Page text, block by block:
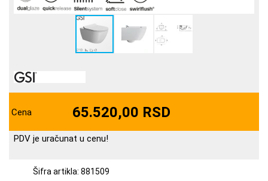
Cena 65.520,00 RSD
PDV je uračunat u cenu!
Šifra artikla: 881509